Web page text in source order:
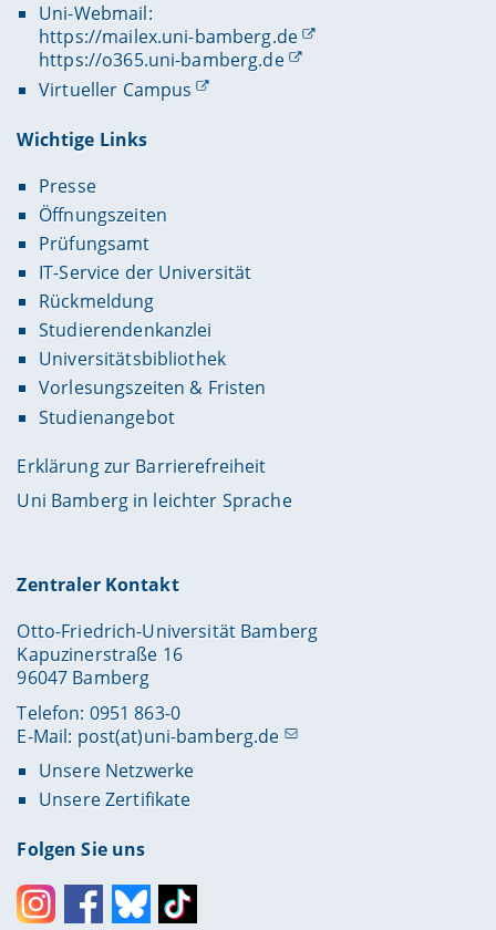
Uni-Webmail:
https://mailex.uni-bamberg.de
https://o365.uni-bamberg.de
Virtueller Campus
Wichtige Links
Presse
Öffnungszeiten
Prüfungsamt
IT-Service der Universität
Rückmeldung
Studierendenkanzlei
Universitätsbibliothek
Vorlesungszeiten & Fristen
Studienangebot
Erklärung zur Barrierefreiheit
Uni Bamberg in leichter Sprache
Zentraler Kontakt
Otto-Friedrich-Universität Bamberg
Kapuzinerstraße 16
96047 Bamberg
Telefon: 0951 863-0
E-Mail: post(at)uni-bamberg.de
Unsere Netzwerke
Unsere Zertifikate
Folgen Sie uns